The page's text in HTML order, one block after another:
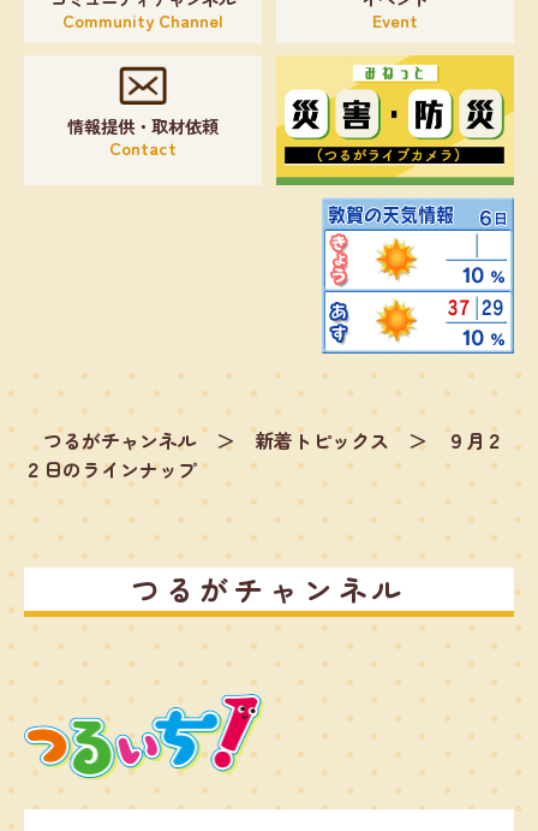
Community Channel
Event
情報提供・取材依頼
Contact
つるがチャンネル ＞ 新着トピックス ＞
９月２
２日のラインナップ
つるがチャンネル